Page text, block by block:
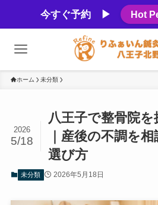
今すぐ予約 ▶ Hot
ホーム 未分類
八王子で整骨院
｜産後の不調を
選び方
2026
5/18
未分類 2026年5月18日